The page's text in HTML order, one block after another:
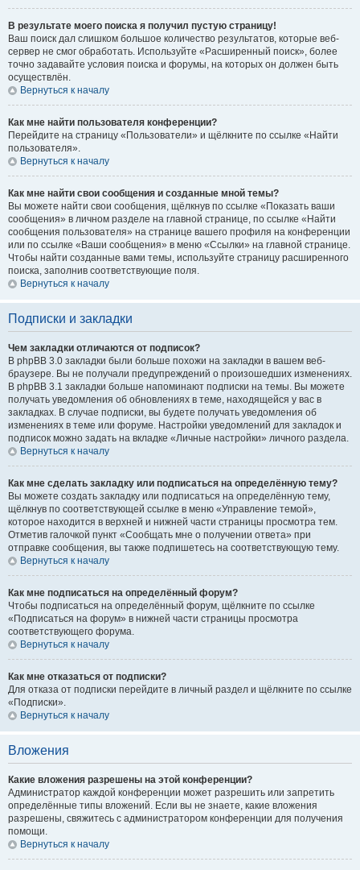
В результате моего поиска я получил пустую страницу!
Ваш поиск дал слишком большое количество результатов, которые веб-
сервер не смог обработать. Используйте «Расширенный поиск», более
точно задавайте условия поиска и форумы, на которых он должен быть
осуществлён.
Вернуться к началу
Как мне найти пользователя конференции?
Перейдите на страницу «Пользователи» и щёлкните по ссылке «Найти
пользователя».
Вернуться к началу
Как мне найти свои сообщения и созданные мной темы?
Вы можете найти свои сообщения, щёлкнув по ссылке «Показать ваши
сообщения» в личном разделе на главной странице, по ссылке «Найти
сообщения пользователя» на странице вашего профиля на конференции
или по ссылке «Ваши сообщения» в меню «Ссылки» на главной странице.
Чтобы найти созданные вами темы, используйте страницу расширенного
поиска, заполнив соответствующие поля.
Вернуться к началу
Подписки и закладки
Чем закладки отличаются от подписок?
В phpBB 3.0 закладки были больше похожи на закладки в вашем веб-
браузере. Вы не получали предупреждений о произошедших изменениях.
В phpBB 3.1 закладки больше напоминают подписки на темы. Вы можете
получать уведомления об обновлениях в теме, находящейся у вас в
закладках. В случае подписки, вы будете получать уведомления об
изменениях в теме или форуме. Настройки уведомлений для закладок и
подписок можно задать на вкладке «Личные настройки» личного раздела.
Вернуться к началу
Как мне сделать закладку или подписаться на определённую тему?
Вы можете создать закладку или подписаться на определённую тему,
щёлкнув по соответствующей ссылке в меню «Управление темой»,
которое находится в верхней и нижней части страницы просмотра тем.
Отметив галочкой пункт «Сообщать мне о получении ответа» при
отправке сообщения, вы также подпишетесь на соответствующую тему.
Вернуться к началу
Как мне подписаться на определённый форум?
Чтобы подписаться на определённый форум, щёлкните по ссылке
«Подписаться на форум» в нижней части страницы просмотра
соответствующего форума.
Вернуться к началу
Как мне отказаться от подписки?
Для отказа от подписки перейдите в личный раздел и щёлкните по ссылке
«Подписки».
Вернуться к началу
Вложения
Какие вложения разрешены на этой конференции?
Администратор каждой конференции может разрешить или запретить
определённые типы вложений. Если вы не знаете, какие вложения
разрешены, свяжитесь с администратором конференции для получения
помощи.
Вернуться к началу